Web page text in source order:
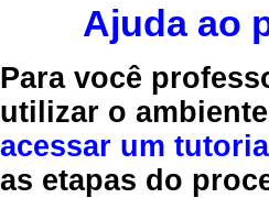
Ajuda ao
Para você
utilizar o
acessar um tutorial
as etapas do